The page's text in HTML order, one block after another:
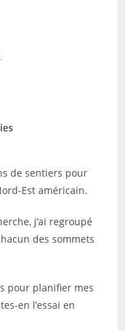
de sentiers pour
Est américain.
j’ai regroupé
des sommets
pour planifier mes
en l’essai en